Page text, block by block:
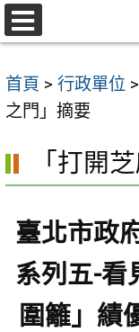
跳
至
要
內
區
首頁 > 行政單位 >
之門」摘要
「打開
臺北市政
系列五-看
圍籬」績
選
單